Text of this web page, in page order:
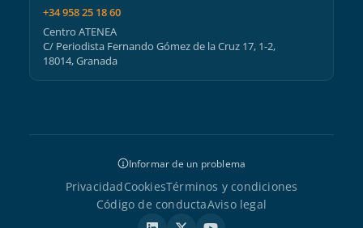
+34 958 25 18 60
Centro ATENEA
C/ Periodista Fernando Gómez de la Cruz 17, 1-2,
18014, Granada
Informar de un problema
PrivacidadCookiesTérminos y condiciones
Código de conductaAviso legal